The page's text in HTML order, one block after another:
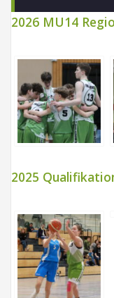
2026 MU14
2025